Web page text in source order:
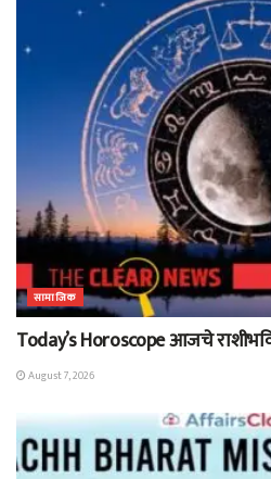
सामाजिक
Today’s Horoscope आजचे
August 7, 2026